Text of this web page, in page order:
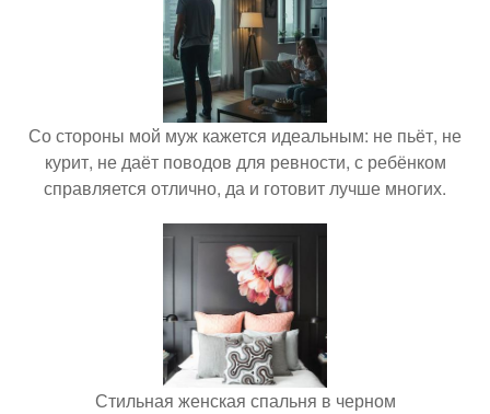
Со стороны мой муж кажется идеальным: не пьёт, не
курит, не даёт поводов для ревности, с ребёнком
справляется отлично, да и готовит лучше многих.
Стильная женская спальня в черном